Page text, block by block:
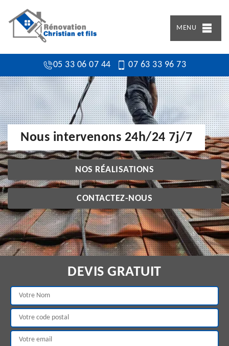
MENU
05 33 06 07 44 07 63 33 96 73
Nous intervenons 24h/24 7j/7
NOS RÉALISATIONS
CONTACTEZ-NOUS
DEVIS GRATUIT